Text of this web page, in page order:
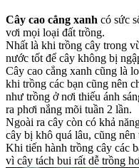
Cây cao cẳng xanh có sức
vơi mọi loại đất trồng.
Nhất là khi trồng cây trong
nước tốt để cây không bị
Cây cao cẳng xanh cũng là
khi trồng các bạn cũng nên
như trồng ở nơi thiếu ánh
ra phơi nắng mõi tuần 2 lần.
Ngoài ra cây còn có khả
cây bị khô quá lâu, cũng
Khi tiến hành trồng cây các
vì cây tách bui rất dễ trồng